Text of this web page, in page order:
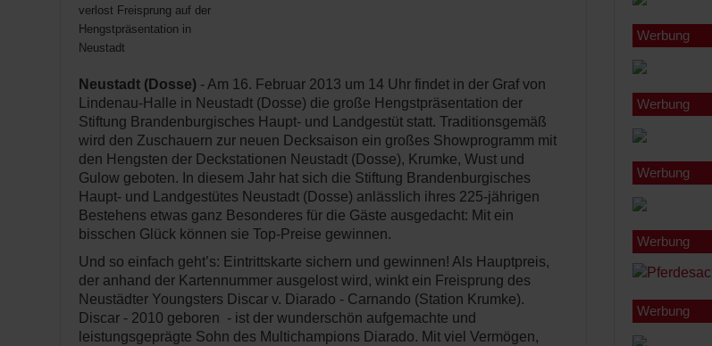
verlost Freisprung auf der
Hengstpräsentation in
Neustadt
Neustadt (Dosse) - Am 16. Februar 2013 um 14 Uhr findet in der Graf von
Lindenau-Halle in Neustadt (Dosse) die große Hengstpräsentation der
Stiftung Brandenburgisches Haupt- und Landgestüt statt. Traditionsgemäß
wird den Zuschauern zur neuen Decksaison ein großes Showprogramm mit
den Hengsten der Deckstationen Neustadt (Dosse), Krumke, Wust und
Gulow geboten. In diesem Jahr hat sich die Stiftung Brandenburgisches
Haupt- und Landgestütes Neustadt (Dosse) anlässlich ihres 225-jährigen
Bestehens etwas ganz Besonderes für die Gäste ausgedacht: Mit ein
bisschen Glück können sie Top-Preise gewinnen.
Und so einfach geht’s: Eintrittskarte sichern und gewinnen! Als Hauptpreis,
der anhand der Kartennummer ausgelost wird, winkt ein Freisprung des
Neustädter Youngsters Discar v. Diarado - Carnando (Station Krumke).
Discar - 2010 geboren - ist der wunderschön aufgemachte und
leistungsgeprägte Sohn des Multichampions Diarado. Mit viel Vermögen,
Werbung
Werbung
Werbung
Werbung
Werbung